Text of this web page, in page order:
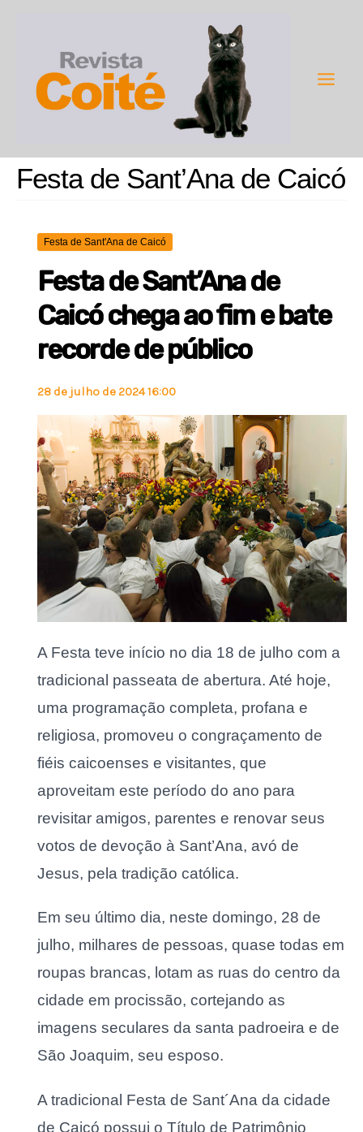
conteúdo
Festa de Sant’Ana de Caicó
Festa de Sant'Ana de Caicó
Festa de Sant’Ana de
Caicó chega ao fim e bate
recorde de público
28 de julho de 2024 16:00
A Festa teve início no dia 18 de julho com a
tradicional passeata de abertura. Até hoje,
uma programação completa, profana e
religiosa, promoveu o congraçamento de
fiéis caicoenses e visitantes, que
aproveitam este período do ano para
revisitar amigos, parentes e renovar seus
votos de devoção à Sant’Ana, avó de
Jesus, pela tradição católica.
Em seu último dia, neste domingo, 28 de
julho, milhares de pessoas, quase todas em
roupas brancas, lotam as ruas do centro da
cidade em procissão, cortejando as
imagens seculares da santa padroeira e de
São Joaquim, seu esposo.
A tradicional Festa de Sant´Ana da cidade
de Caicó possui o Título de Patrimônio